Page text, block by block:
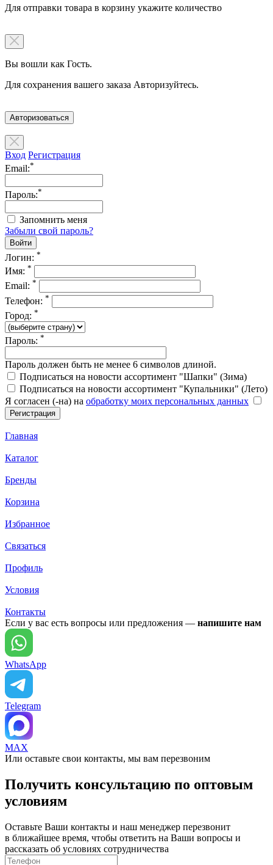
Для отправки товара в корзину укажите количество
Вы вошли как Гость.
Для сохранения вашего заказа Авторизуйтесь.
Авторизоваться
Вход Регистрация
Email:*
Пароль:*
Запомнить меня
Забыли свой пароль?
Логин: *
Имя: *
Email: *
Телефон: *
Город: *
Пароль: *
Пароль должен быть не менее 6 символов длиной.
Подписаться на новости ассортимент "Шапки" (Зима)
Подписаться на новости ассортимент "Купальники" (Лето)
Я согласен (-на) на обработку моих персональных данных
Главная
Каталог
Бренды
Корзина
Избранное
Связаться
Профиль
Условия
Контакты
Если у вас есть вопросы или предложения — напишите нам
WhatsApp
Telegram
MAX
Или оставьте свои контакты, мы вам перезвоним
Получить консультацию по оптовым
условиям
Оставьте Ваши контакты и наш менеджер перезвонит
в ближайшее время, чтобы ответить на Ваши вопросы и
рассказать об условиях сотрудничества